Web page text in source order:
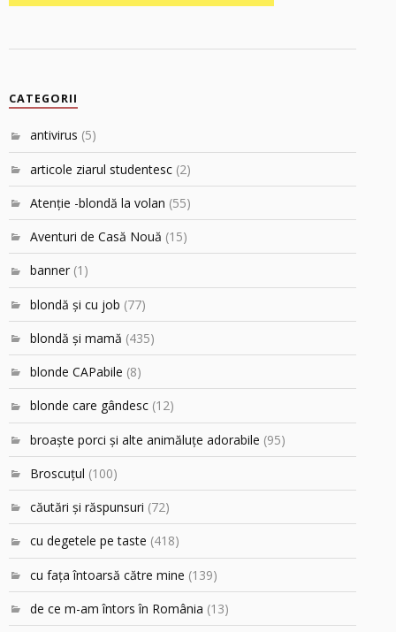
CATEGORII
antivirus (5)
articole ziarul studentesc (2)
Atenţie -blondă la volan (55)
Aventuri de Casă Nouă (15)
banner (1)
blondă şi cu job (77)
blondă şi mamă (435)
blonde CAPabile (8)
blonde care gândesc (12)
broaşte porci şi alte animăluţe adorabile (95)
Broscuțul (100)
căutări şi răspunsuri (72)
cu degetele pe taste (418)
cu faţa întoarsă către mine (139)
de ce m-am întors în România (13)